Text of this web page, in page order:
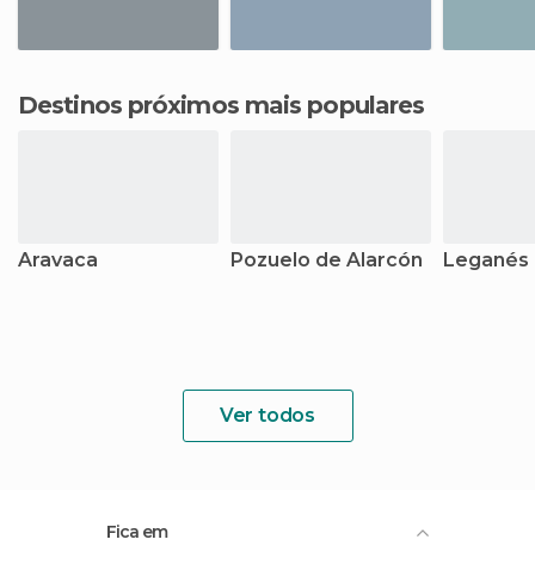
Destinos próximos mais populares
Aravaca Pozuelo de Alarcón Leganés
Ver todos
Fica em